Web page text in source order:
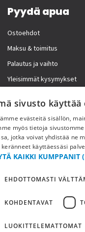
Pyydä apua
Ostoehdot
Maksu & toimitus
Palautus ja vaihto
Yleisimmät kysymykset
Lisää meistä
Yritystiedot
sivusto käyttää
evästeitä sisällön,
myös tietoja
jotka voivat yhdistää ne
keränneet käyttäessäsi
KAIKKI KUMPPANIT
EHDOTTOMASTI
KOHDENTAVAT
LUOKITTELEMATTOMAT